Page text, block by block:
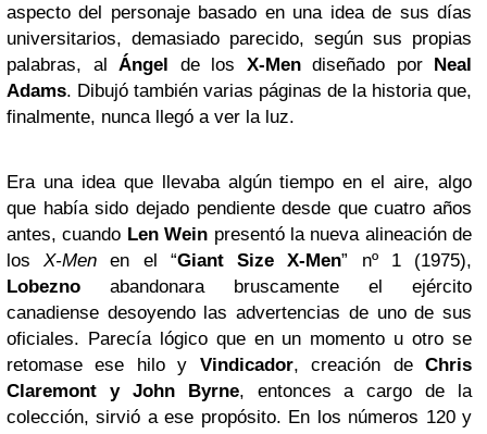
aspecto del personaje basado en una idea de sus días
universitarios, demasiado parecido, según sus propias
palabras, al Ángel de los X-Mendiseñado por Neal
Adams. Dibujó también varias páginas de la historia que,
finalmente, nunca llegó a ver la luz.
Era una idea que llevaba algún tiempo en el aire, algo
que había sido dejado pendiente desde que cuatro años
antes, cuando Len Wein presentó la nueva alineación de
losX-Men en el “Giant Size X-Men” nº 1 (1975),
Lobezno abandonara bruscamente el ejército
canadiense desoyendo las advertencias de uno de sus
oficiales. Parecía lógico que en un momento u otro se
retomase ese hilo y Vindicador, creación deChris
Claremont y John Byrne, entonces a cargo de la
colección, sirvió a ese propósito. En los números 120 y